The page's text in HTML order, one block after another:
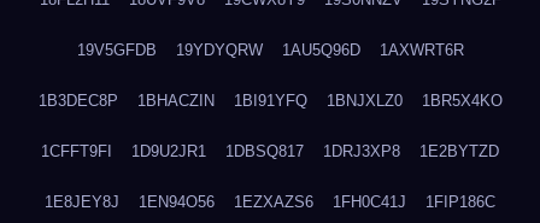
19V5GFDB 19YDYQRW 1AU5Q96D 1AXWRT6R
1B3DEC8P 1BHACZIN 1BI91YFQ 1BNJXLZ0 1BR5X4KO
1CFFT9FI 1D9U2JR1 1DBSQ817 1DRJ3XP8 1E2BYTZD
1E8JEY8J 1EN94O56 1EZXAZS6 1FH0C41J 1FIP186C